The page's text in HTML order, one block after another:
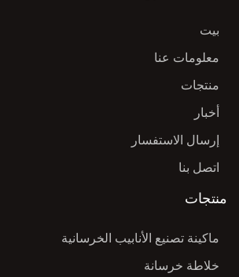
بيت
معلومات عنا
منتجات
أخبار
إرسال الاستفسار
اتصل بنا
منتجات
ماكينة تصنيع الأنابيب الخرسانية
خلاطة خرسانة